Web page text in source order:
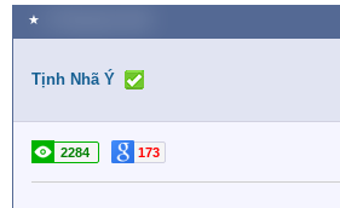
★
Tịnh Nhã Ý
2284 173